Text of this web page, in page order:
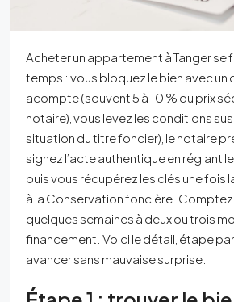
Acheter un appartement à Tanger se
temps : vous bloquez le bien avec un
acompte (souvent 5 à 10 % du prix
notaire), vous levez les conditions
situation du titre foncier), le notaire
signez l’acte authentique en réglant
puis vous récupérez les clés une fois
à la Conservation foncière.
quelques semaines à deux ou trois
financement. Voici le détail, étape
avancer sans mauvaise surprise.